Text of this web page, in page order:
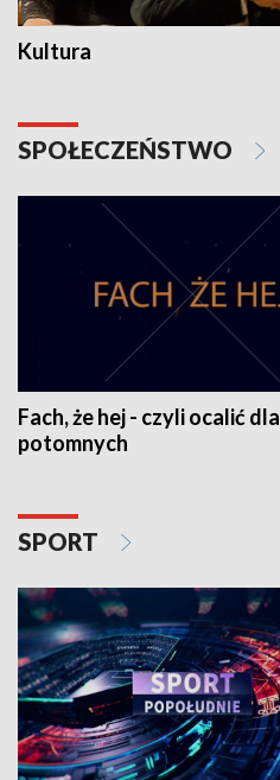
Kultura
SPOŁECZEŃSTWO
Fach, że hej - czyli ocalić dla
potomnych
SPORT